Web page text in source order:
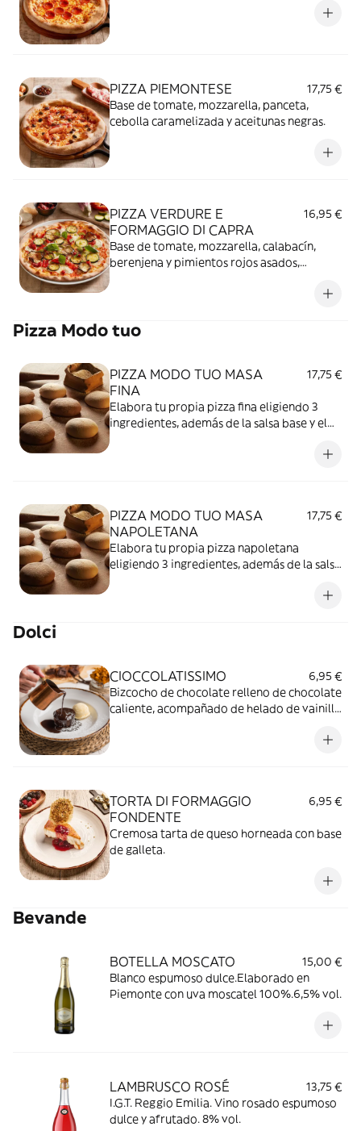
PIZZA PIEMONTESE
17,75 €
Base de tomate, mozzarella, panceta,
cebolla caramelizada y aceitunas negras.
PIZZA VERDURE E
FORMAGGIO DI CAPRA
16,95 €
Base de tomate, mozzarella, calabacín,
berenjena y pimientos rojos asados,
Pizza Modo tuo
PIZZA MODO TUO MASA
FINA
17,75 €
Elabora tu propia pizza fina eligiendo 3
ingredientes, además de la salsa base y el
PIZZA MODO TUO MASA
NAPOLETANA
17,75 €
Elabora tu propia pizza napoletana
eligiendo 3 ingredientes, además de la salsa
Dolci
CIOCCOLATISSIMO
6,95 €
Bizcocho de chocolate relleno de chocolate
caliente, acompañado de helado de vainilla
TORTA DI FORMAGGIO
FONDENTE
6,95 €
Cremosa tarta de queso horneada con base
de galleta.
Bevande
BOTELLA MOSCATO
15,00 €
Blanco espumoso dulce.Elaborado en
Piemonte con uva moscatel 100%.6,5% vol.
LAMBRUSCO ROSÉ
13,75 €
I.G.T. Reggio Emilia. Vino rosado espumoso
dulce y afrutado. 8% vol.